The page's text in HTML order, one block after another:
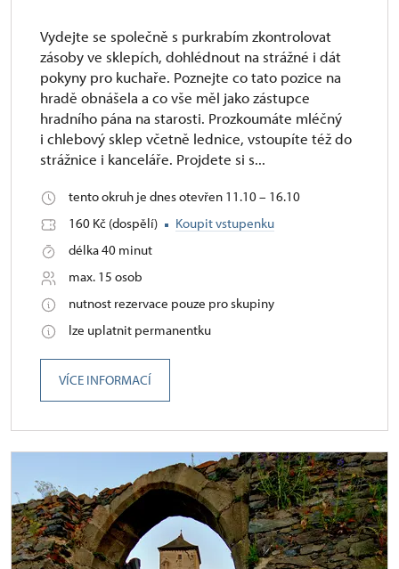
Vydejte se společně s purkrabím zkontrolovat
zásoby ve sklepích, dohlédnout na strážné i dát
pokyny pro kuchaře. Poznejte co tato pozice na
hradě obnášela a co vše měl jako zástupce
hradního pána na starosti. Prozkoumáte mléčný
i chlebový sklep včetně lednice, vstoupíte též do
strážnice i kanceláře. Projdete si s...
tento okruh je dnes otevřen 11.10 – 16.10
160 Kč (dospělí)
Koupit vstupenku
délka 40 minut
max. 15 osob
nutnost rezervace pouze pro skupiny
lze uplatnit permanentku
VÍCE INFORMACÍ